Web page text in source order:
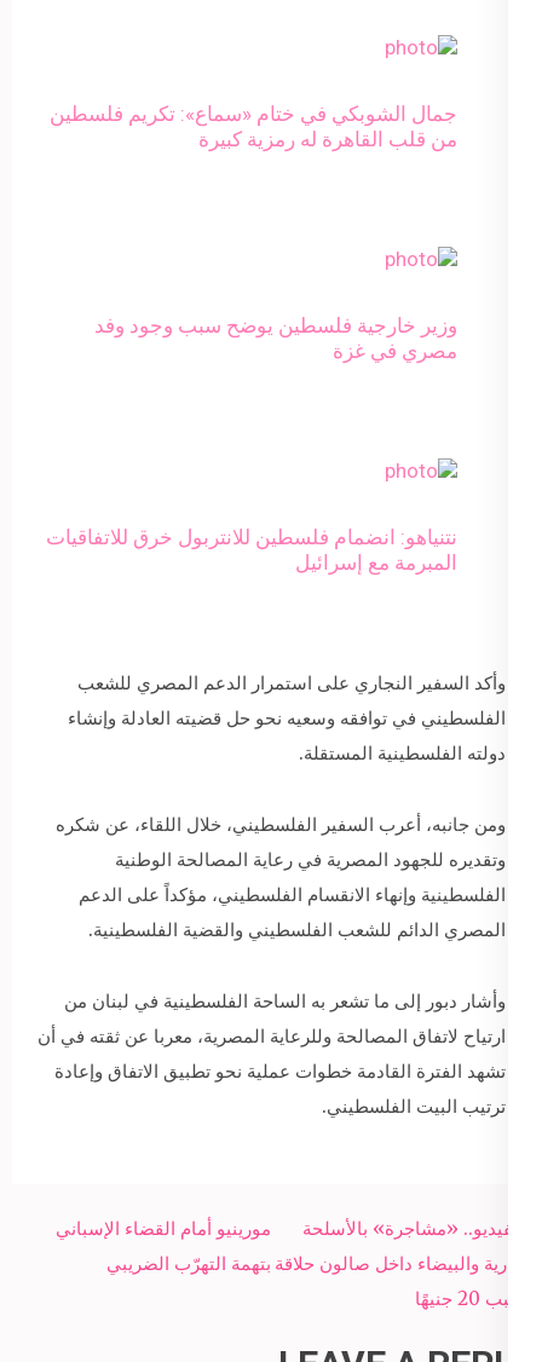
جمال الشوبكي في ختام «سماع»: تكريم فلسطين
من قلب القاهرة له رمزية كبيرة
وزير خارجية فلسطين يوضح سبب وجود وفد
مصري في غزة
نتنياهو: انضمام فلسطين للانتربول خرق للاتفاقيات
المبرمة مع إسرائيل
وأكد السفير النجاري على استمرار الدعم المصري للشعب
الفلسطيني في توافقه وسعيه نحو حل قضيته العادلة وإنشاء
دولته الفلسطينية المستقلة.
ومن جانبه، أعرب السفير الفلسطيني، خلال اللقاء، عن شكره
وتقديره للجهود المصرية في رعاية المصالحة الوطنية
الفلسطينية وإنهاء الانقسام الفلسطيني، مؤكداً على الدعم
المصري الدائم للشعب الفلسطيني والقضية الفلسطينية.
وأشار دبور إلى ما تشعر به الساحة الفلسطينية في لبنان من
ارتياح لاتفاق المصالحة وللرعاية المصرية، معربا عن ثقته في أن
تشهد الفترة القادمة خطوات عملية نحو تطبيق الاتفاق وإعادة
ترتيب البيت الفلسطيني.
Post
navigation
مورينيو أمام القضاء الإسباني
بتهمة التهرّب الضريبي
بالفيديو.. «مشاجرة» بالأسلحة
النارية والبيضاء داخل صالون حلاقة
بسبب 20 جنيهًا